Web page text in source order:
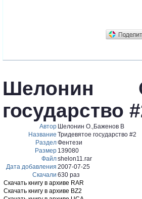
Шелонин
государство
Автор Шелонин О.,Баженов В
Название Тридевятое государство #2
РазделФентези
Размер 139080
Файлshelon11.rar
Дата добавления 2007-07-25
Скачали 630 раз
Скачать книгу в архиве RAR
Скачать книгу в архиве BZ2